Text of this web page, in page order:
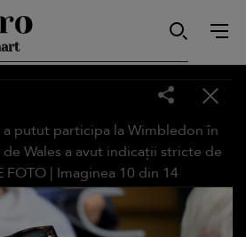
putut participa la Wimbledon în
de Wales a avut indicații stricte de
FOTO | Imaginea 10 din 14